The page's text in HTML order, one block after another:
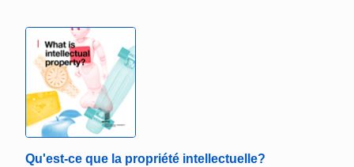
Qu'est-ce que la propriété intellectuelle?